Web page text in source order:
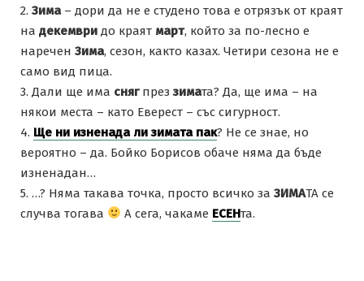
2. Зима– дори да не е студено това е отрязък от краят
на декември до краят март, който за по-лесно е
наречен Зима, сезон, както казах. Четири сезона не е
само вид пица.
3. Дали ще има снягпреззимата? Да, ще има – на
някои места – като Еверест – със сигурност.
4. Ще ни изненада ли зимата пак? Не се знае, но
вероятно – да. Бойко Борисов обаче няма да бъде
изненадан…
5. …? Няма такава точка, просто всичко за ЗИМАТА се
случва тогава
А сега, чакаме ЕСЕНта.